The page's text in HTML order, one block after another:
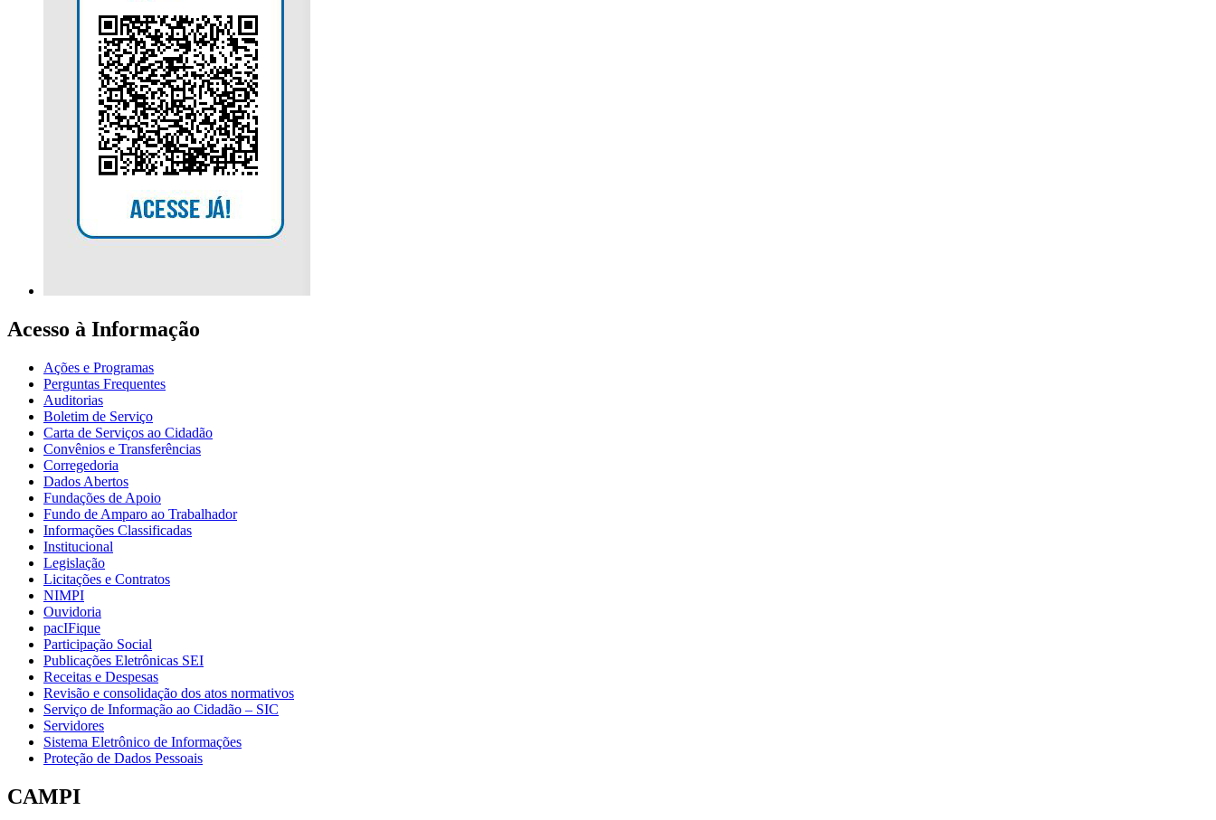
Acesso à Informação
Ações e Programas
Perguntas Frequentes
Auditorias
Boletim de Serviço
Carta de Serviços ao Cidadão
Convênios e Transferências
Corregedoria
Dados Abertos
Fundações de Apoio
Fundo de Amparo ao Trabalhador
Informações Classificadas
Institucional
Legislação
Licitações e Contratos
NIMPI
Ouvidoria
pacIFique
Participação Social
Publicações Eletrônicas SEI
Receitas e Despesas
Revisão e consolidação dos atos normativos
Serviço de Informação ao Cidadão – SIC
Servidores
Sistema Eletrônico de Informações
Proteção de Dados Pessoais
CAMPI